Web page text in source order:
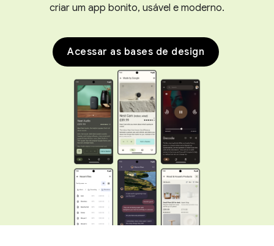
criar um app bonito, usável e moderno.
Acessar as bases de design